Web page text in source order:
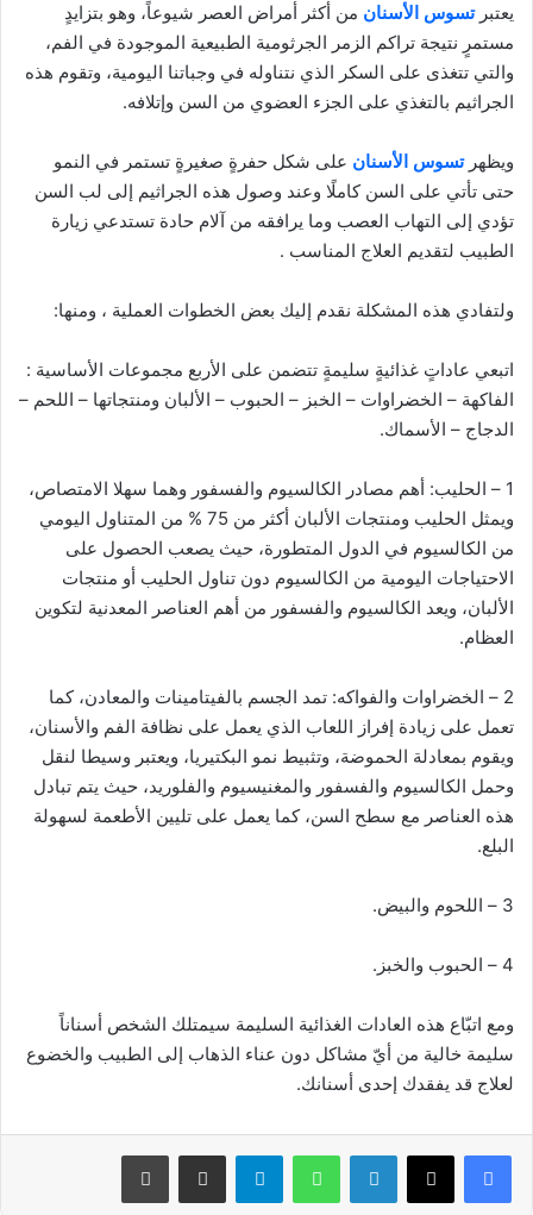
يعتبرتسوس الأسنان من أكثر أمراض العصر شيوعاً، وهو بتزايدٍ
مستمرٍ نتيجة تراكم الزمر الجرثومية الطبيعية الموجودة في الفم،
والتي تتغذى على السكر الذي نتناوله في وجباتنا اليومية، وتقوم هذه
الجراثيم بالتغذي على الجزء العضوي من السن وإتلافه.
ويظهرتسوس الأسنان على شكل حفرةٍ صغيرةٍ تستمر في النمو
حتى تأتي على السن كاملًا وعند وصول هذه الجراثيم إلى لب السن
تؤدي إلى التهاب العصب وما يرافقه من آلام حادة تستدعي زيارة
الطبيب لتقديم العلاج المناسب .
ولتفادي هذه المشكلة نقدم إليك بعض الخطوات العملية ، ومنها:
اتبعي عاداتٍ غذائيةٍ سليمةٍ تتضمن على الأربع مجموعات الأساسية :
الفاكهة – الخضراوات – الخبز – الحبوب – الألبان ومنتجاتها – اللحم –
الدجاج – الأسماك.‏
1 – الحليب: أهم مصادر الكالسيوم والفسفور وهما سهلا الامتصاص،
ويمثل الحليب ومنتجات الألبان أكثر من 75 % من المتناول اليومي
من الكالسيوم في الدول المتطورة، حيث يصعب الحصول على
الاحتياجات اليومية من الكالسيوم دون تناول الحليب أو منتجات
الألبان، ويعد الكالسيوم والفسفور من أهم العناصر المعدنية لتكوين
العظام.
2 – الخضراوات والفواكه: تمد الجسم بالفيتامينات والمعادن، كما
تعمل على زيادة إفراز اللعاب الذي يعمل على نظافة الفم والأسنان،
ويقوم بمعادلة الحموضة، وتثبيط نمو البكتيريا، ويعتبر وسيطا لنقل
وحمل الكالسيوم والفسفور والمغنيسيوم والفلوريد، حيث يتم تبادل
هذه العناصر مع سطح السن، كما يعمل على تليين الأطعمة لسهولة
البلع.
3 – اللحوم والبيض.
4 – الحبوب والخبز.
ومع اتبّاع هذه العادات الغذائية السليمة سيمتلك الشخص أسناناً
سليمة خالية من أيّ مشاكل دون عناء الذهاب إلى الطبيب والخضوع
لعلاج قد يفقدك إحدى أسنانك.
فيسبوك لينكدإن واتساب